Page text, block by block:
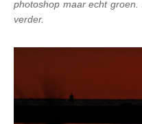
photoshop maar echt
verder.